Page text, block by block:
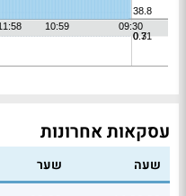
עסקאות אחרונות
שעה שער